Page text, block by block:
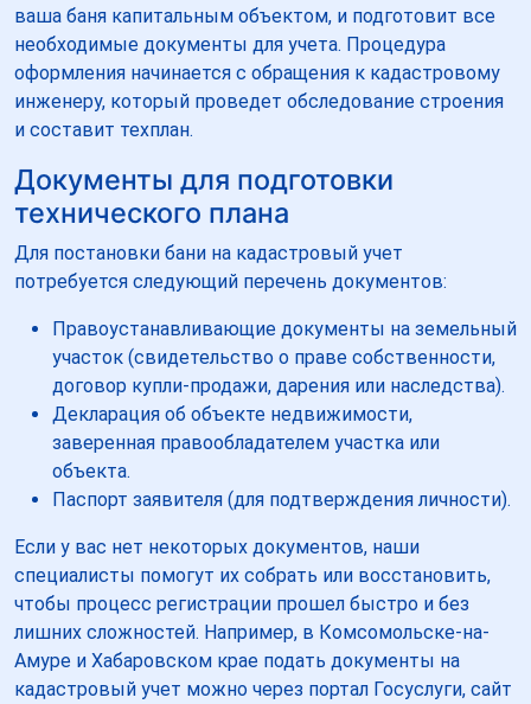
ваша баня капитальным объектом, и подготовит все
необходимые документы для учета. Процедура
оформления начинается с обращения к кадастровому
инженеру, который проведет обследование строения
и составит техплан.
Документы для подготовки
технического плана
Для постановки бани на кадастровый учет
потребуется следующий перечень документов:
Правоустанавливающие документы на земельный
участок (свидетельство о праве собственности,
договор купли-продажи, дарения или наследства).
Декларация об объекте недвижимости,
заверенная правообладателем участка или
объекта.
Паспорт заявителя (для подтверждения личности).
Если у вас нет некоторых документов, наши
специалисты помогут их собрать или восстановить,
чтобы процесс регистрации прошел быстро и без
лишних сложностей. Например, в Комсомольске-на-
Амуре и Хабаровском крае подать документы на
кадастровый учет можно через портал Госуслуги, сайт